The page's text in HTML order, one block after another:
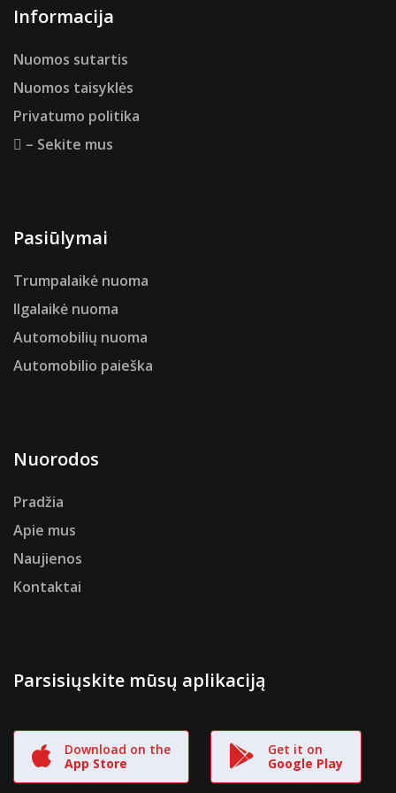
Informacija
Nuomos sutartis
Nuomos taisyklės
Privatumo politika
– Sekite mus
Pasiūlymai
Trumpalaikė nuoma
Ilgalaikė nuoma
Automobilių nuoma
Automobilio paieška
Nuorodos
Pradžia
Apie mus
Naujienos
Kontaktai
Parsisiųskite mūsų aplikaciją
Download on the
App Store
Get it on
Google Play